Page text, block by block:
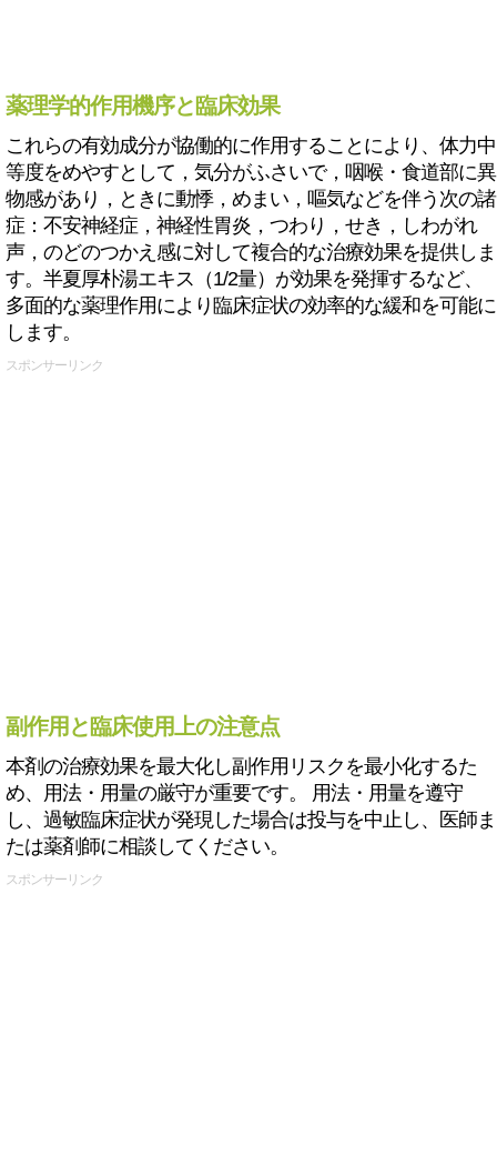
薬理学的作用機序と臨床効果
これらの有効成分が協働的に作用することにより、体力中
等度をめやすとして，気分がふさいで，咽喉・食道部に異
物感があり，ときに動悸，めまい，嘔気などを伴う次の諸
症：不安神経症，神経性胃炎，つわり，せき，しわがれ
声，のどのつかえ感に対して複合的な治療効果を提供しま
す。半夏厚朴湯エキス（1/2量）が効果を発揮するなど、
多面的な薬理作用により臨床症状の効率的な緩和を可能に
します。
スポンサーリンク
副作用と臨床使用上の注意点
本剤の治療効果を最大化し副作用リスクを最小化するた
め、用法・用量の厳守が重要です。 用法・用量を遵守
し、過敏臨床症状が発現した場合は投与を中止し、医師ま
たは薬剤師に相談してください。
スポンサーリンク